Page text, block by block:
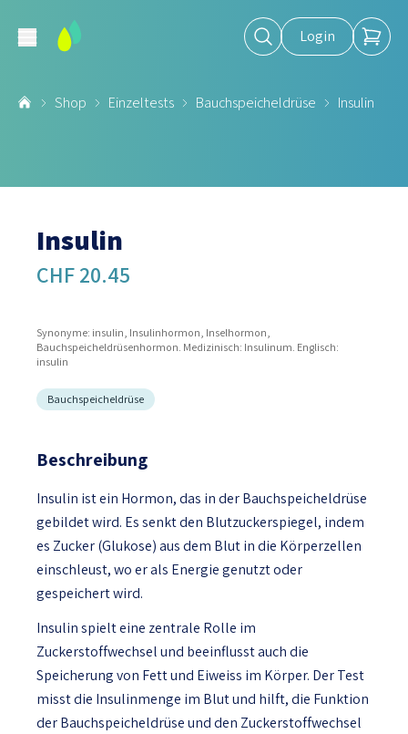
Login
Shop Einzeltests Bauchspeicheldrüse Insulin
Insulin
CHF 20.45
Synonyme: insulin, Insulinhormon, Inselhormon,
Bauchspeicheldrüsenhormon. Medizinisch: Insulinum. Englisch:
insulin
Bauchspeicheldrüse
Beschreibung
Insulin ist ein Hormon, das in der Bauchspeicheldrüse
gebildet wird. Es senkt den Blutzuckerspiegel, indem
es Zucker (Glukose) aus dem Blut in die Körperzellen
einschleust, wo er als Energie genutzt oder
gespeichert wird.
Insulin spielt eine zentrale Rolle im
Zuckerstoffwechsel und beeinflusst auch die
Speicherung von Fett und Eiweiss im Körper. Der Test
misst die Insulinmenge im Blut und hilft, die Funktion
der Bauchspeicheldrüse und den Zuckerstoffwechsel